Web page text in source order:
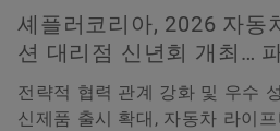
셰플러코리아, 2026 자동
션 대리점 신년회 개최…
전략적 협력 관계 강화 및 우수
신제품 출시 확대, 자동차 라이